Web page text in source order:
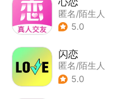
匿名/陌生人
5.0
闪恋
匿名/陌生人
5.0